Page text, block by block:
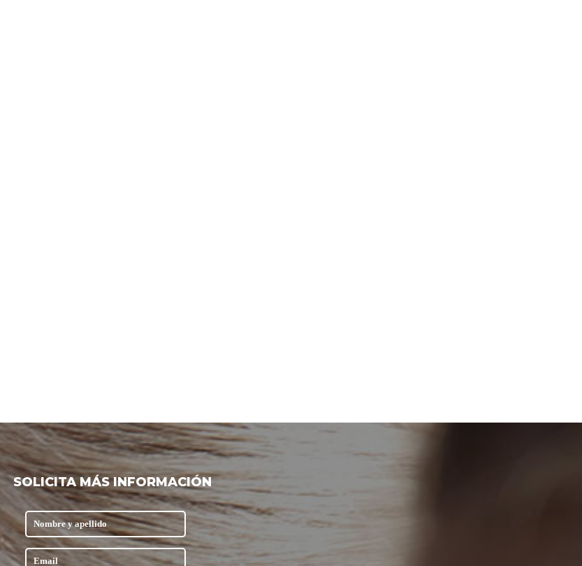
SOLICITA MÁS INFORMACIÓN